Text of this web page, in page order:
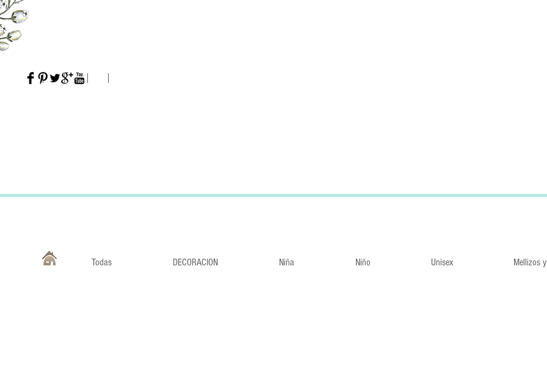
Todas DECORACION Niña Niño Unisex Mellizos